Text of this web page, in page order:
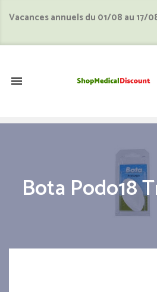
Vacances annuels du 01/08 au 17/

Bota Podo18